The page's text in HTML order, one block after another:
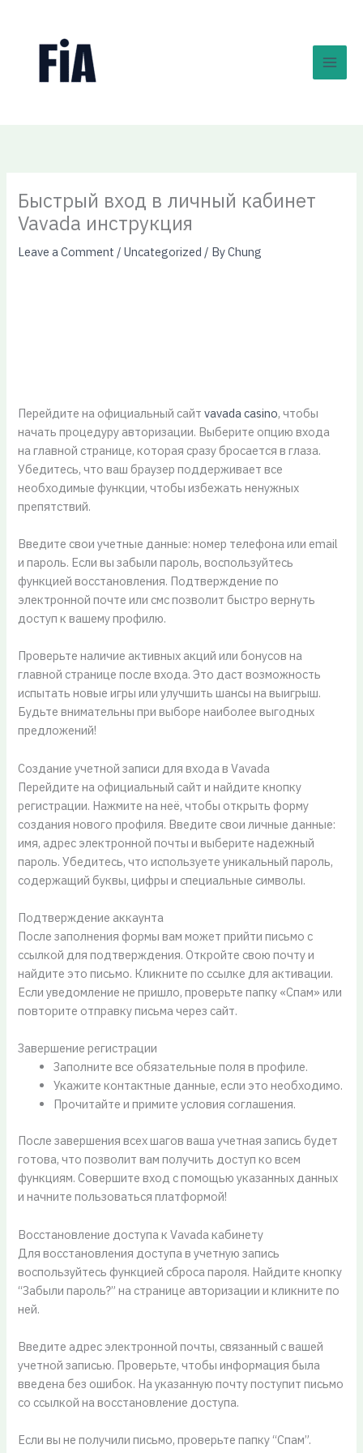
content
Быстрый вход в личный кабинет
Vavada инструкция
Leave a Comment /Uncategorized / ByChung
Перейдите на официальный сайтvavada casino, чтобы
начать процедуру авторизации. Выберите опцию входа
на главной странице, которая сразу бросается в глаза.
Убедитесь, что ваш браузер поддерживает все
необходимые функции, чтобы избежать ненужных
препятствий.
Введите свои учетные данные: номер телефона или email
и пароль. Если вы забыли пароль, воспользуйтесь
функцией восстановления. Подтверждение по
электронной почте или смс позволит быстро вернуть
доступ к вашему профилю.
Проверьте наличие активных акций или бонусов на
главной странице после входа. Это даст возможность
испытать новые игры или улучшить шансы на выигрыш.
Будьте внимательны при выборе наиболее выгодных
предложений!
Создание учетной записи для входа в Vavada
Перейдите на официальный сайт и найдите кнопку
регистрации. Нажмите на неё, чтобы открыть форму
создания нового профиля. Введите свои личные данные:
имя, адрес электронной почты и выберите надежный
пароль. Убедитесь, что используете уникальный пароль,
содержащий буквы, цифры и специальные символы.
Подтверждение аккаунта
После заполнения формы вам может прийти письмо с
ссылкой для подтверждения. Откройте свою почту и
найдите это письмо. Кликните по ссылке для активации.
Если уведомление не пришло, проверьте папку «Спам» или
повторите отправку письма через сайт.
Завершение регистрации
Заполните все обязательные поля в профиле.
Укажите контактные данные, если это необходимо.
Прочитайте и примите условия соглашения.
После завершения всех шагов ваша учетная запись будет
готова, что позволит вам получить доступ ко всем
функциям. Совершите вход с помощью указанных данных
и начните пользоваться платформой!
Восстановление доступа к Vavada кабинету
Для восстановления доступа в учетную запись
воспользуйтесь функцией сброса пароля. Найдите кнопку
“Забыли пароль?” на странице авторизации и кликните по
ней.
Введите адрес электронной почты, связанный с вашей
учетной записью. Проверьте, чтобы информация была
введена без ошибок. На указанную почту поступит письмо
со ссылкой на восстановление доступа.
Если вы не получили письмо, проверьте папку “Спам”.